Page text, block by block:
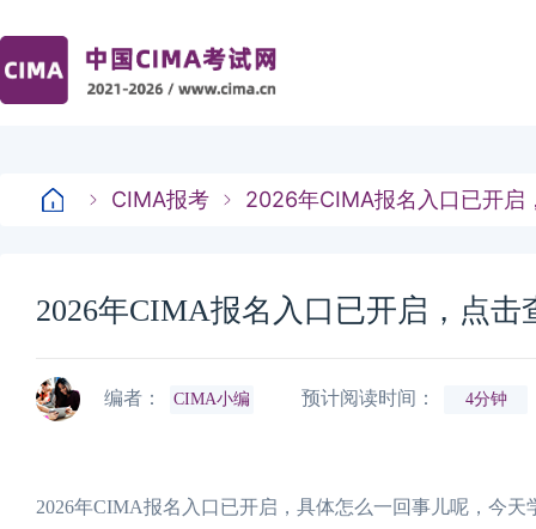
CIMA报考 2026年CIMA报名入口已开启
2026年CIMA报名入口已开启，点击
编者： CIMA小编 预计阅读时间： 4分钟
2026年CIMA报名入口已开启，具体怎么一回事儿呢，今